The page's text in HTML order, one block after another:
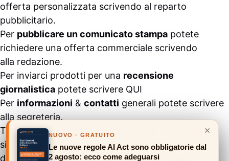
offerta personalizzata scrivendo al reparto
pubblicitario.
Per pubblicare un comunicato stampa potete
richiedere una offerta commerciale scrivendo
alla redazione.
Per inviarci prodotti per una recensione
giornalistica potete scrivere QUI
Per informazioni & contatti generali potete scrivere
alla segreteria.
Tutti i contenuti pubblicati all’interno del
sito #ASSODIGITALE.“Copyright 2024” non sono
duplicabili e/o riproducibili in nessuna forma,
×
NUOVO · GRATUITO
Le nuove regole AI Act sono obbligatorie dal
2 agosto: ecco come adeguarsi